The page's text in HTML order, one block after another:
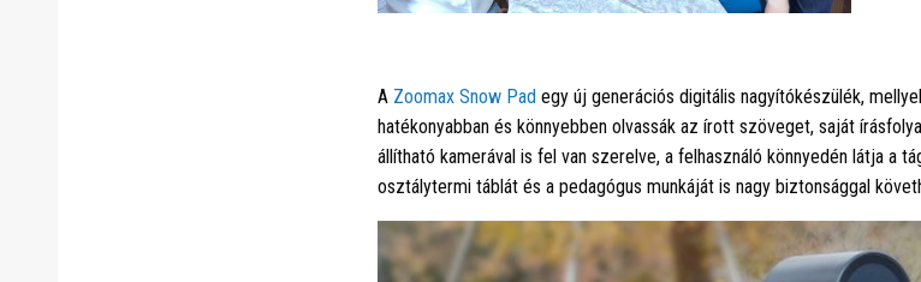
A Zoomax Snow Pad egy új generációs digitális nagyítókészülék,
hatékonyabban és könnyebben olvassák az írott szöveget, saját
állítható kamerával is fel van szerelve, a felhasználó könnyedén látja a
osztálytermi táblát és a pedagógus munkáját is nagy biztonsággal